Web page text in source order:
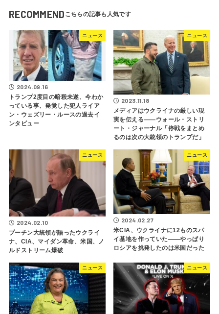
RECOMMEND
ニュース
2024.09.16
トランプ2度目の暗殺未遂、今わか
っている事、発覚した犯人ライア
ン・ウェズリー・ルースの過去イ
ンタビュー
ニュース
2023.11.18
メディアはウクライナの厳しい現
実を伝える――ウォール・ストリ
ート・ジャーナル「停戦をまとめ
るのは次の大統領のトランプだ」
ニュース
2024.02.10
プーチン大統領が語ったウクライ
ナ、CIA、マイダン革命、米国、ノ
ルドストリーム爆破
ニュース
2024.02.27
米CIA、ウクライナに12ものスパ
イ基地を作っていた――やっぱり
ロシアを挑発したのは米国だった
ニュース ニュース